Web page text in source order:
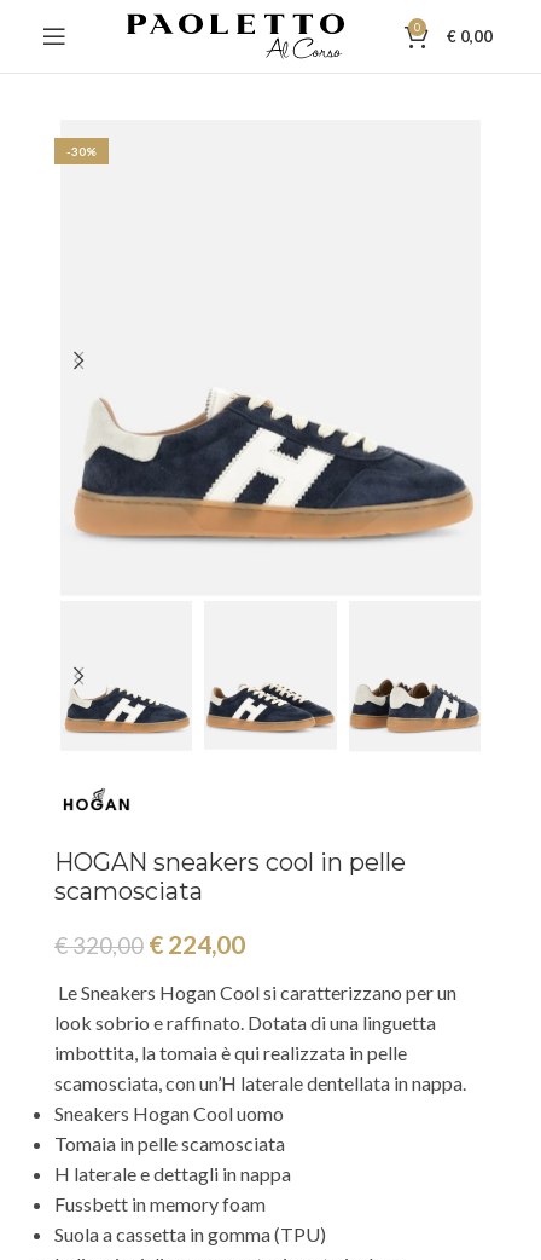
0 € 0,00
-30%
HOGAN sneakers cool in pelle
scamosciata
€320,00 € 224,00
Le Sneakers Hogan Cool si caratterizzano per un
look sobrio e raffinato. Dotata di una linguetta
imbottita, la tomaia è qui realizzata in pelle
scamosciata, con un’H laterale dentellata in nappa.
Sneakers Hogan Cool uomo
Tomaia in pelle scamosciata
H laterale e dettagli in nappa
Fussbett in memory foam
Suola a cassetta in gomma (TPU)